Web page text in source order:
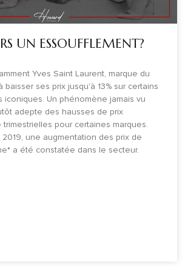
UN ESSOUFFLEMENT?
Yves Saint Laurent, marque du
baisser ses prix jusqu'à 13% sur certains
iconiques. Un phénomène jamais vu
adepte des hausses de prix
pour certaines marques.
une augmentation des prix de
a été constatée dans le secteur.